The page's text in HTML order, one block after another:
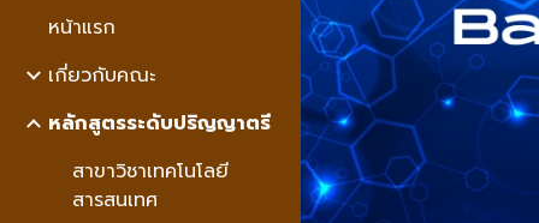
หน้าแรก
เกี่ยวกับคณะ
หลักสูตรระดับปริญญาตรี
สาขาวิชาเทคโนโลยี
สารสนเทศ